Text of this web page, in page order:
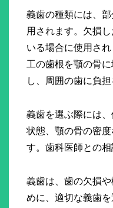
義歯の種類には、
用されます。欠損
いる場合に使用さ
工の歯根を顎の骨
し、周囲の歯に負
義歯を選ぶ際には
状態、顎の骨の密
す。歯科医師との
義歯は、歯の欠損
めに、適切な義歯